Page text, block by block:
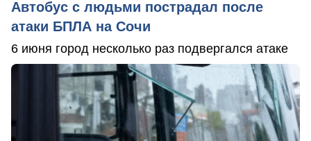
Автобус с людьми пострадал после
атаки БПЛА на Сочи
6 июня город несколько раз подвергался атаке